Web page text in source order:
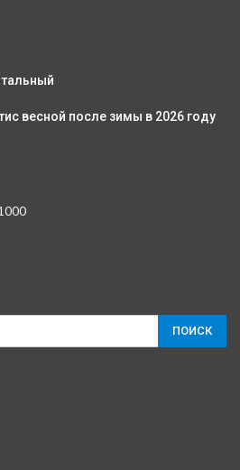
весной после зимы в 2026 году